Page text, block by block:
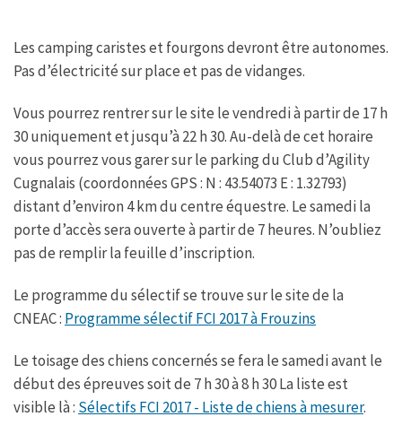
Les camping caristes et fourgons devront être autonomes.
Pas d’électricité sur place et pas de vidanges.
Vous pourrez rentrer sur le site le vendredi à partir de 17 h
30 uniquement et jusqu’à 22 h 30. Au-delà de cet horaire
vous pourrez vous garer sur le parking du Club d’Agility
Cugnalais (coordonnées GPS : N : 43.54073 E : 1.32793)
distant d’environ 4 km du centre équestre. Le samedi la
porte d’accès sera ouverte à partir de 7 heures. N’oubliez
pas de remplir la feuille d’inscription.
Le programme du sélectif se trouve sur le site de la
CNEAC : Programme sélectif FCI 2017 à Frouzins
Le toisage des chiens concernés se fera le samedi avant le
début des épreuves soit de 7 h 30 à 8 h 30 La liste est
visible là : Sélectifs FCI 2017 - Liste de chiens à mesurer.